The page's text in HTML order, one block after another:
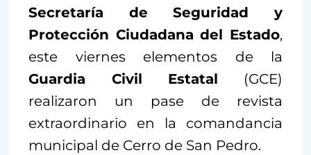
Secretaría de Seguridad y
Protección Ciudadana del Estado,
este viernes elementos de la
Guardia Civil Estatal (GCE)
realizaron un pase de revista
extraordinario en la comandancia
municipal de Cerro de San Pedro.